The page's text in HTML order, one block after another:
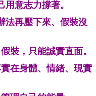
意志力撐著。
法再壓下來、假裝沒
裝，只能誠實直面。
在身體、情緒、現實